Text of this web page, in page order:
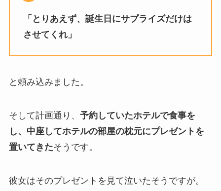
「とりあえず、誕生日にサプライズだけは
させてくれ」
と頼み込みました。
そして計画通り、 予約していたホテルで食事を
し、中座してホテルの部屋の枕元にプレゼントを
置いてきたそうです。
彼女はそのプレゼントを見て泣いたそうですが。